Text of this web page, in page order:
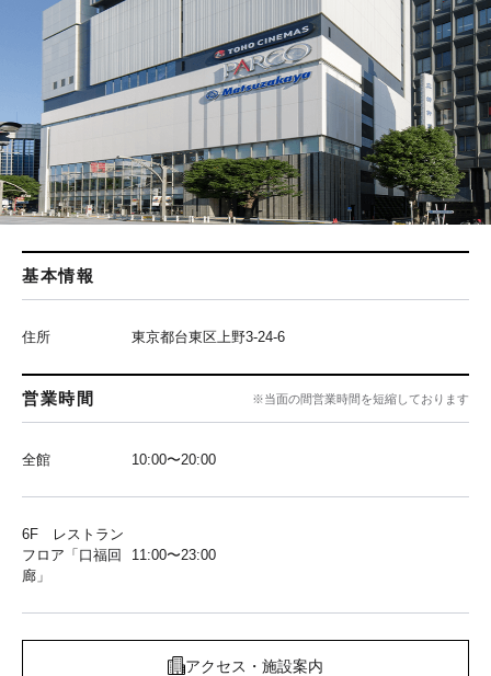
基本情報
住所 東京都台東区上野3-24-6
営業時間 ※当面の間営業時間を短縮しております
全館 10:00〜20:00
6F レストラン
フロア「口福回
廊」
11:00〜23:00
アクセス・施設案内